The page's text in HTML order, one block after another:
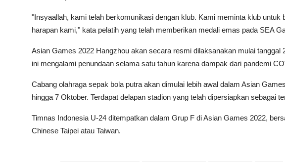
"Insyaallah, kami telah berkomunikasi dengan klub. Kami meminta klub untuk
harapan kami," kata pelatih yang telah memberikan medali emas pada SEA
Asian Games 2022 Hangzhou akan secara resmi dilaksanakan mulai tanggal
ini mengalami penundaan selama satu tahun karena dampak dari pandemi
Cabang olahraga sepak bola putra akan dimulai lebih awal dalam Asian
hingga 7 Oktober. Terdapat delapan stadion yang telah dipersiapkan sebagai
Timnas Indonesia U-24 ditempatkan dalam Grup F di Asian Games 2022,
Chinese Taipei atau Taiwan.